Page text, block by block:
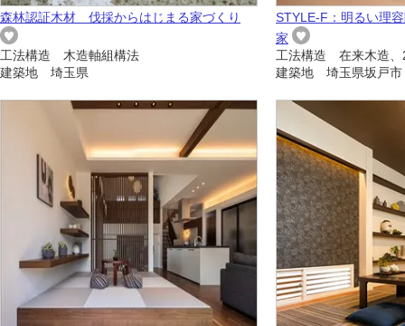
森林認証木材 伐採からはじまる家づくり
工法構造 木造軸組構法
建築地 埼玉県
STYLE-F：明るい理
家
工法構造 在来木造、
建築地 埼玉県坂戸市